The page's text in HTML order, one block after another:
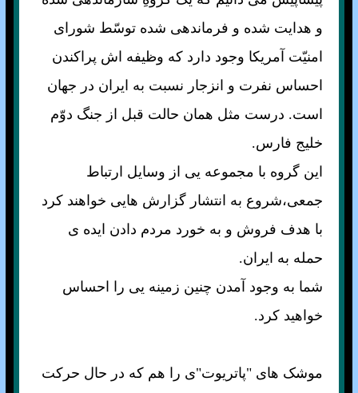
و هدايت شده و فرماندهی شده توسّط شورای
امنيّت آمريکا وجود دارد که وظيفه اش پراکندن
احساس نفرت و انزجار نسبت به ايران در جهان
است. درست مثل همان حالت قبل از جنگ دوّم
خليج فارس.
اين گروه با مجموعه يی از وسايل ارتباط
جمعی،شروع به انتشار گزارش هايی خواهند کرد
با هدف فروش و به خورد مردم دادن ايده ی
حمله به ايران.
شما به وجود آمدن چنين زمينه يی را احساس
خواهيد کرد.
موشک های "پاتريوت"ی را هم که در حال حرکت